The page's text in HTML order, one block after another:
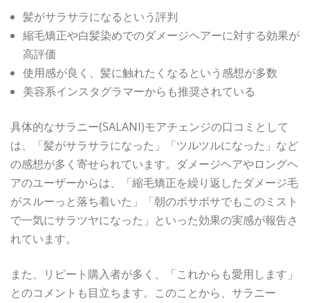
髪がサラサラになるという評判
縮毛矯正や白髪染めでのダメージヘアーに対する効果が
高評価
使用感が良く、髪に触れたくなるという感想が多数
美容系インスタグラマーからも推奨されている
具体的なサラニー(SALANI)モアチェンジの口コミとして
は、「髪がサラサラになった」「ツルツルになった」など
の感想が多く寄せられています。ダメージヘアやロングヘ
アのユーザーからは、「縮毛矯正を繰り返したダメージ毛
がスルーっと落ち着いた」「朝のボサボサでもこのミスト
で一気にサラツヤになった」といった効果の実感が報告さ
れています。
また、リピート購入者が多く、「これからも愛用します」
とのコメントも目立ちます。このことから、サラニー